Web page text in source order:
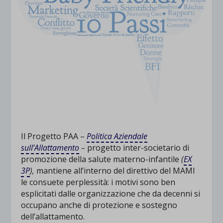
Il Progetto PAA –Politica Aziendale
sull’Allattamento– progetto inter-societario di
promozione della salute materno-infantile(EX
3P), mantiene all’interno del direttivo del MAMI
le consuete perplessità: i motivi sono ben
esplicitati dalle organizzazione che da decenni si
occupano anche di protezione e sostegno
dell’allattamento.